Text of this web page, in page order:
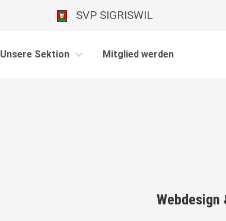
SVP SIGRISWIL
Unsere Sektion Mitglied werden
Webdesign